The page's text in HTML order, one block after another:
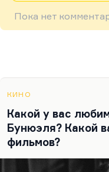
Пока нет
КИНО
Какой у вас
Бунюэля? Какой
фильмов?